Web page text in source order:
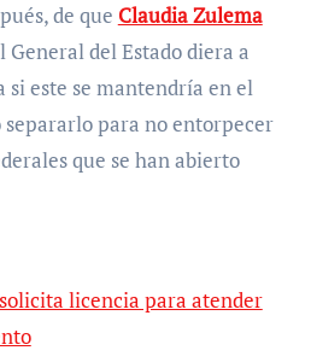
de que Claudia Zulema
General del Estado diera a
si este se mantendría en el
separarlo para no entorpecer
que se han abierto
licencia para atender